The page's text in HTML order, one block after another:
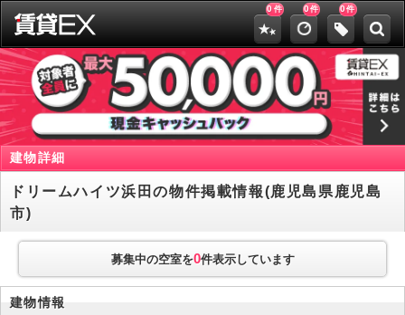
0 件 0件 0件
建物詳細
ドリームハイツ浜田の物件掲載情報(鹿児島県鹿児島
市)
募集中の空室を0件表示しています
建物情報